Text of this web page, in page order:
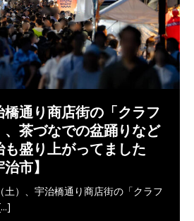
橋通り商店街の「クラフ
、茶づなでの盆踊りなど
盛り上がってました
市】
土）、宇治橋通り商店街の「クラフ